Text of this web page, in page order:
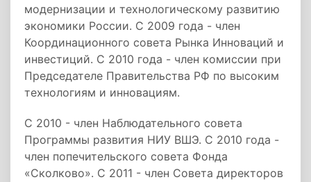
модернизации и технологическому развитию
экономики России. С 2009 года - член
Координационного совета Рынка Инноваций и
инвестиций. С 2010 года - член комиссии при
Председателе Правительства РФ по высоким
технологиям и инновациям.
С 2010 - член Наблюдательного совета
Программы развития НИУ ВШЭ. С 2010 года -
член попечительского совета Фонда
«Сколково». С 2011 - член Совета директоров